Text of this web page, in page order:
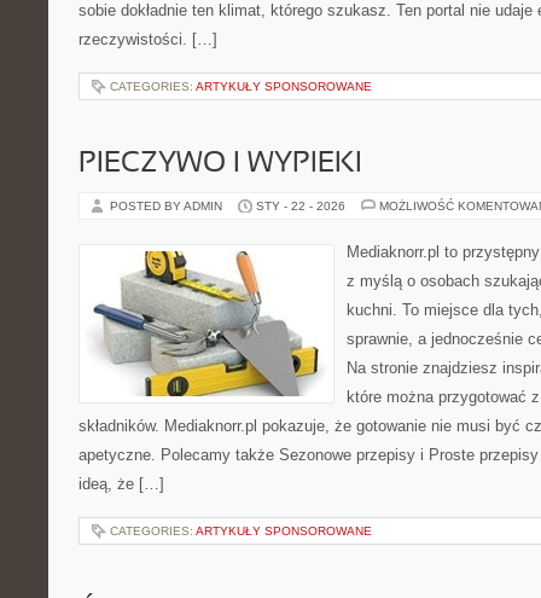
sobie dokładnie ten klimat, którego szukasz. Ten portal nie udaje
rzeczywistości. […]
CATEGORIES: ARTYKUŁY SPONSOROWANE
PIECZYWO I WYPIEKI
POSTED BY ADMIN STY - 22 - 2026 MOŻLIWOŚĆ
Mediaknorr.pl to
z myślą o osobach
kuchni. To miejsce dla
sprawnie, a jednocześnie
Na stronie znajdziesz
które można przygotować
składników. Mediaknorr.pl pokazuje, że gotowanie nie musi być
apetyczne. Polecamy także Sezonowe przepisy i Proste
ideą, że […]
CATEGORIES: ARTYKUŁY SPONSOROWANE